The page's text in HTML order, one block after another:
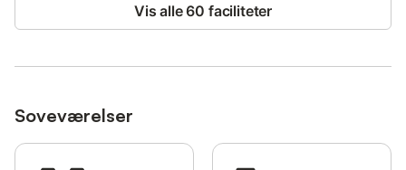
Vis alle 60 faciliteter
Soveværelser